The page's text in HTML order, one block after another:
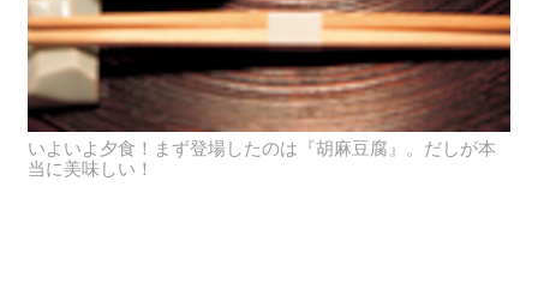
いよいよ夕食！まず登場したのは『胡麻豆腐』。だしが本
当に美味しい！